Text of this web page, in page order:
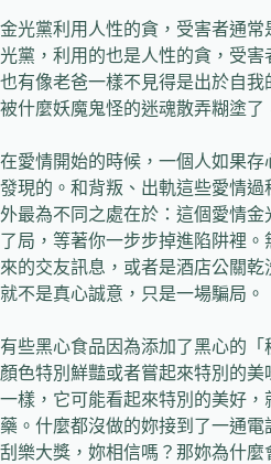
金光黨利用人性的貪，受害者通常
光黨，利用的也是人性的貪，受害
也有像老爸一樣不見得是出於自我
被什麼妖魔鬼怪的迷魂散弄糊塗了
在愛情開始的時候，一個人如果存
發現的。和背叛、出軌這些愛情過
外最為不同之處在於：這個愛情金
了局，等著你一步步掉進陷阱裡
來的交友訊息，或者是酒店公關乾
就不是真心誠意，只是一場騙局。
有些黑心食品因為添加了黑心的「
顏色特別鮮豔或者嘗起來特別的美
一樣，它可能看起來特別的美好，
藥。什麼都沒做的妳接到了一通電
刮樂大獎，妳相信嗎？那妳為什麼